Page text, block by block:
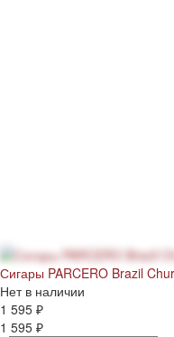
Сигары PARCERO Brazil
Нет в наличии
1 595 ₽
1 595 ₽